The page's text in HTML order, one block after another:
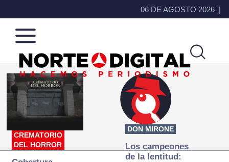
06 DE AGOSTO 2026
Norte
de
Ciudad
Más
que
noticias,
hacemos periodismo
CREMATORIO
DEL HORROR
DON MIRONE
Los campeones
de la lentitud: